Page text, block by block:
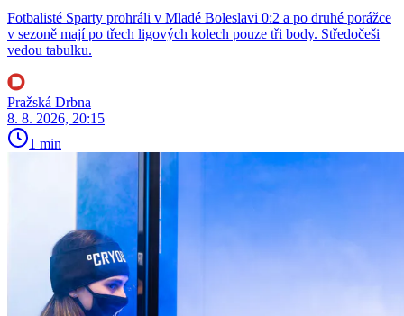
Fotbalisté Sparty prohráli v Mladé Boleslavi 0:2 a po druhé porážce
v sezoně mají po třech ligových kolech pouze tři body. Středočeši
vedou tabulku.
Pražská Drbna
8. 8. 2026, 20:15
1 min